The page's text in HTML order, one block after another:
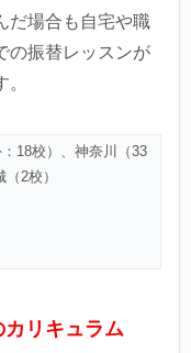
だ場合も自宅や職
の振替レッスンが
18校）、神奈川（33
2校）
リキュラム